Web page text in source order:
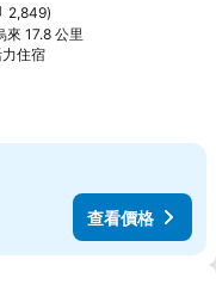
2,849
來 17.8 公里
住宿
查看價格